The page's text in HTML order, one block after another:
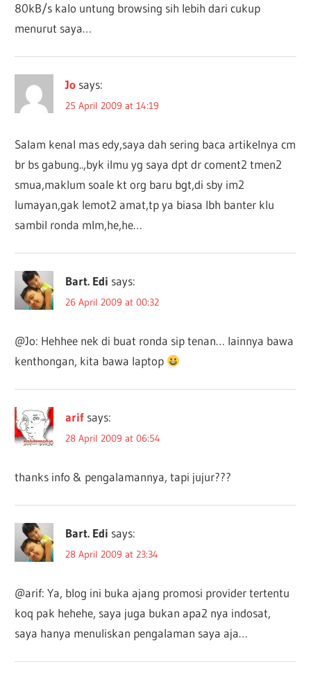
80kB/s kalo untung browsing sih lebih dari cukup
menurut saya…
Jo says:
25 April 2009 at 14:19
Salam kenal mas edy,saya dah sering baca artikelnya cm
br bs gabung..,byk ilmu yg saya dpt dr coment2 tmen2
smua,maklum soale kt org baru bgt,di sby im2
lumayan,gak lemot2 amat,tp ya biasa lbh banter klu
sambil ronda mlm,he,he…
Bart. Edi says:
26 April 2009 at 00:32
@Jo: Hehhee nek di buat ronda sip tenan… lainnya bawa
kenthongan, kita bawa laptop
arif says:
28 April 2009 at 06:54
thanks info & pengalamannya, tapi jujur???
Bart. Edi says:
28 April 2009 at 23:34
@arif: Ya, blog ini buka ajang promosi provider tertentu
koq pak hehehe, saya juga bukan apa2 nya indosat,
saya hanya menuliskan pengalaman saya aja…